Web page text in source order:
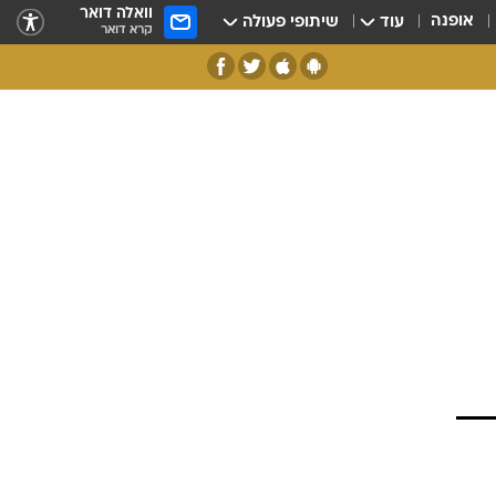
אופנה עוד שיתופי פעולה וואלה דואר
קרא דואר